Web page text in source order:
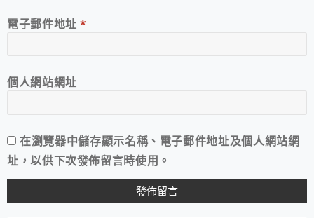
電子郵件地址*
個人網站網址
在瀏覽器中儲存顯示名稱、電子郵件地址及個人網站網
址，以供下次發佈留言時使用。